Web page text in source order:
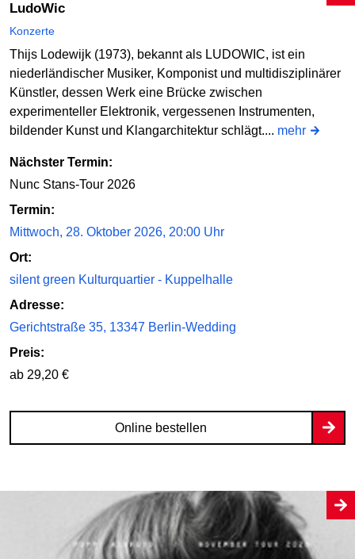
LudoWic
Konzerte
Thijs Lodewijk (1973), bekannt als LUDOWIC, ist ein
niederländischer Musiker, Komponist und multidisziplinärer
Künstler, dessen Werk eine Brücke zwischen
experimenteller Elektronik, vergessenen Instrumenten,
bildender Kunst und Klangarchitektur schlägt.... mehr
Nächster Termin:
Nunc Stans-Tour 2026
Termin:
Mittwoch, 28. Oktober 2026, 20:00 Uhr
Ort:
silent green Kulturquartier - Kuppelhalle
Adresse:
Gerichtstraße 35, 13347 Berlin-Wedding
Preis:
ab 29,20 €
Online bestellen